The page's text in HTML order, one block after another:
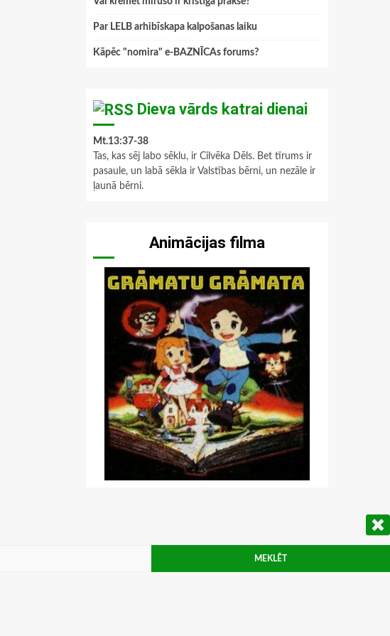
Par LELB arhibīskapa kalpošanas laiku
Kāpēc "nomira" e-BAZNĪCAs forums?
Dieva vārds katrai dienai
Mt.13:37-38
Tas, kas sēj labo sēklu, ir Cilvēka Dēls. Bet tīrums ir
pasaule, un labā sēkla ir Valstības bērni, un nezāle ir
ļaunā bērni.
Animācijas filma